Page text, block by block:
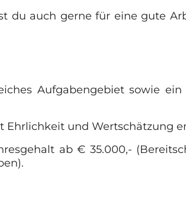
du auch gerne für eine gute
Aufgabengebiet sowie
und Wertschätzung
ab € 35.000,-